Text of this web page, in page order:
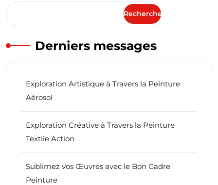
Rechercher
Derniers messages
Exploration Artistique à Travers la Peinture
Aérosol
Exploration Créative à Travers la Peinture
Textile Action
Sublimez vos Œuvres avec le Bon Cadre
Peinture